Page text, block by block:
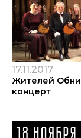
17.11.2017
Жителей
концерт